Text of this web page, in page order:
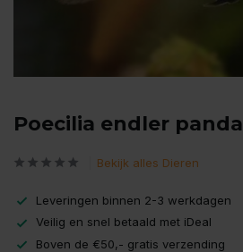
Poecilia endler panda
Bekijk alles Dieren
Leveringen binnen 2-3 werkdagen
Veilig en snel betaald met iDeal
Boven de €50,- gratis verzending